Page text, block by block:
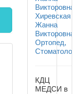
Хиревская
Жанна
Викторовна
Ортопед,
Стоматолог
КДЦ
МЕДСИ в